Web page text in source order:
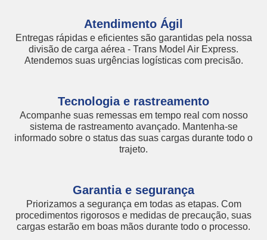
Atendimento Ágil
Entregas rápidas e eficientes são garantidas pela nossa
divisão de carga aérea - Trans Model Air Express.
Atendemos suas urgências logísticas com precisão.
Tecnologia e rastreamento
Acompanhe suas remessas em tempo real com nosso
sistema de rastreamento avançado. Mantenha-se
informado sobre o status das suas cargas durante todo o
trajeto.
Garantia e segurança
Priorizamos a segurança em todas as etapas. Com
procedimentos rigorosos e medidas de precaução, suas
cargas estarão em boas mãos durante todo o processo.